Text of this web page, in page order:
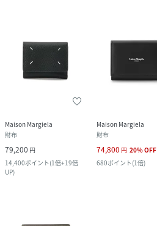
Maison Margiela
財布
79,200 円
14,400ポイント(1倍+19倍
UP)
Maison Margiela
財布
74,800 円 20%OFF
680ポイント(1倍)